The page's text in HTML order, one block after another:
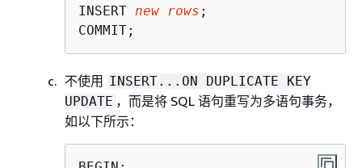
INSERT new rows ;
COMMIT;
不使用 INSERT...ON DUPLICATE KEY
UPDATE ，而是将 SQL 语句重写为多语句事务，
如以下所示：